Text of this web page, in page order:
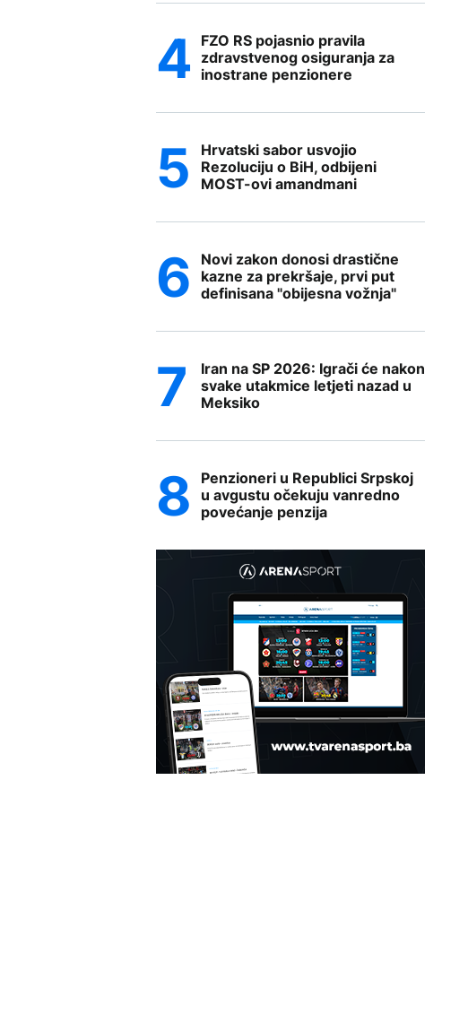
FZO RS pojasnio pravila
zdravstvenog osiguranja za
inostrane penzionere
Hrvatski sabor usvojio
Rezoluciju o BiH, odbijeni
MOST-ovi amandmani
Novi zakon donosi drastične
kazne za prekršaje, prvi put
definisana "obijesna vožnja"
Iran na SP 2026: Igrači će nakon
svake utakmice letjeti nazad u
Meksiko
Penzioneri u Republici Srpskoj
u avgustu očekuju vanredno
povećanje penzija